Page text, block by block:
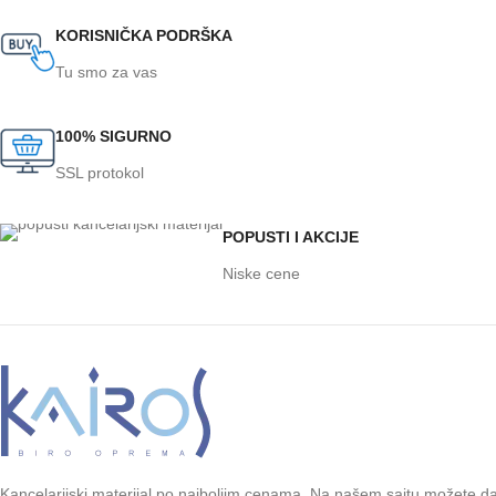
KORISNIČKA PODRŠKA
Tu smo za vas
100% SIGURNO
SSL protokol
POPUSTI I AKCIJE
Niske cene